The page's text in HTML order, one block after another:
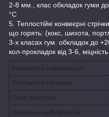
2-8 мм., клас обкладок гуми
°C
5. Теплостійкі конвеєрні
що горять: (кокс, шихота,
3-х класах гум. обкладок до
кол-прокладок від 3-6,
Контактна інформація
Контактне обличчя:
Сайт компанії:
Загальна інформація